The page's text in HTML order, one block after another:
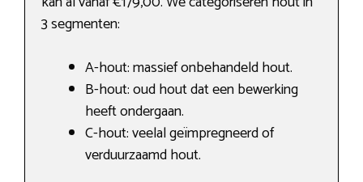
3 segmenten:
A-hout: massief onbehandeld hout.
B-hout: oud hout dat een bewerking
heeft ondergaan.
C-hout: veelal geïmpregneerd of
verduurzaamd hout.